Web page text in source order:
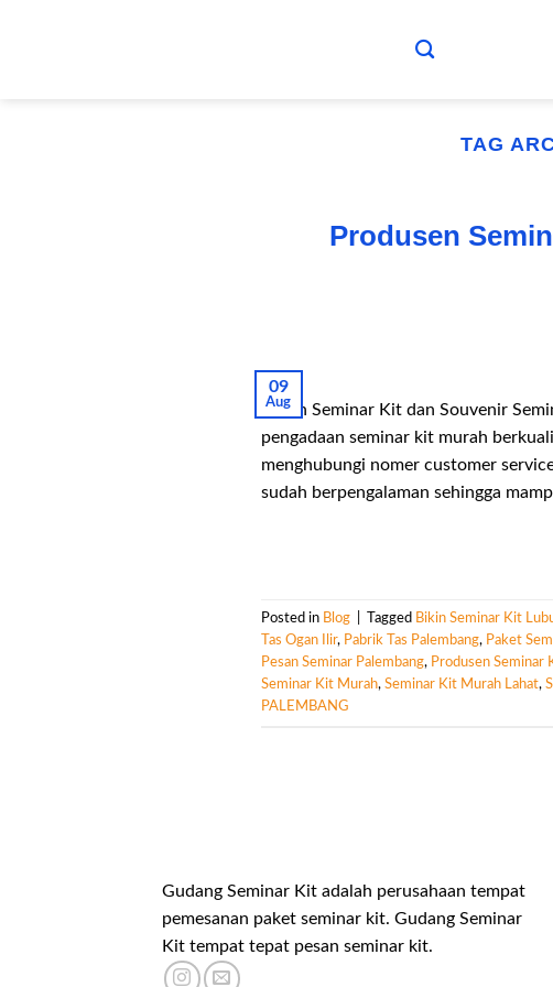
TAG
Produsen
09
Aug
Pesan Seminar Kit dan Souvenir
pengadaan seminar kit murah
menghubungi nomer customer
sudah berpengalaman sehingga
Posted in Blog Tagged Bikin Seminar Kit
Tas Ogan Ilir, Pabrik Tas Palembang, Paket
Pesan Seminar Palembang, Produsen Seminar
Seminar Kit Murah, Seminar Kit Murah Lahat,
PALEMBANG
Gudang Seminar Kit adalah perusahaan tempat
pemesanan paket seminar kit. Gudang Seminar
Kit tempat tepat pesan seminar kit.